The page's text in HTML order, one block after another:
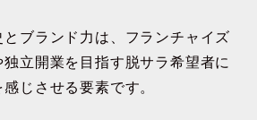
ブランド力は、フランチャイズ
立開業を目指す脱サラ希望者に
じさせる要素です。